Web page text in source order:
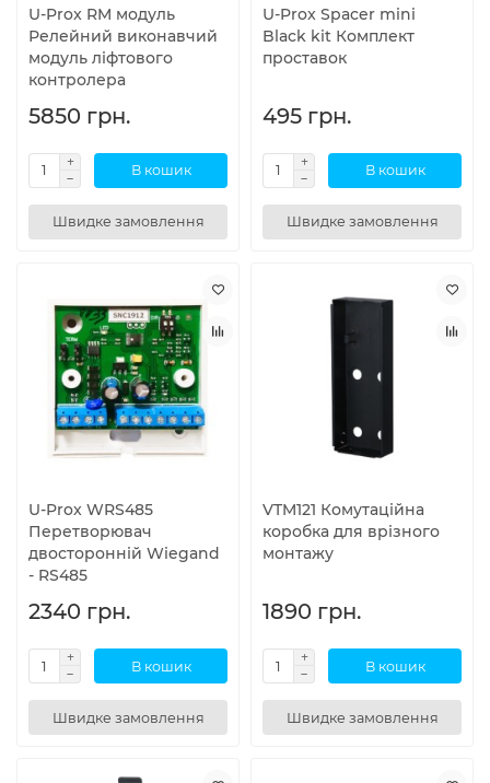
U-Prox RM модуль
Релейний виконавчий
модуль ліфтового
контролера
5850 грн.
В кошик
Швидке замовлення
U-Prox Spacer mini
Black kit Комплект
проставок
495 грн.
В кошик
Швидке замовлення
U-Prox WRS485
Перетворювач
двосторонній Wiegand
- RS485
2340 грн.
В кошик
Швидке замовлення
VTM121 Комутаційна
коробка для врізного
монтажу
1890 грн.
В кошик
Швидке замовлення